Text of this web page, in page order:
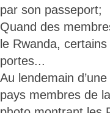
par son passeport;
Quand des
le Rwanda,
portes...
Au lendemain
pays membres de